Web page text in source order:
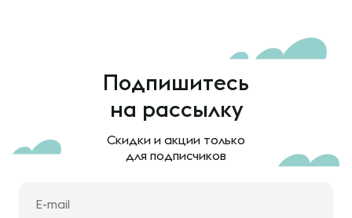
Подпишитесь
на рассылку
Скидки и акции только
для подписчиков